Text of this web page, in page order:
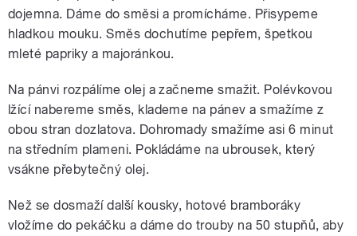
dojemna. Dáme do směsi a promícháme. Přisypeme
hladkou mouku. Směs dochutíme pepřem, špetkou
mleté papriky a majoránkou.
Na pánvi rozpálíme olej a začneme smažit. Polévkovou
lžící nabereme směs, klademe na pánev a smažíme z
obou stran dozlatova. Dohromady smažíme asi 6 minut
na středním plameni. Pokládáme na ubrousek, který
vsákne přebytečný olej.
Než se dosmaží další kousky, hotové bramboráky
vložíme do pekáčku a dáme do trouby na 50 stupňů, aby